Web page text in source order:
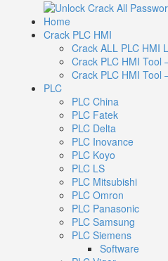
Home
Crack PLC HMI
Crack ALL PLC HMI
Crack PLC HMI Tool
Crack PLC HMI Tool
PLC
PLC China
PLC Fatek
PLC Delta
PLC Inovance
PLC Koyo
PLC LS
PLC Mitsubishi
PLC Omron
PLC Panasonic
PLC Samsung
PLC Siemens
Software